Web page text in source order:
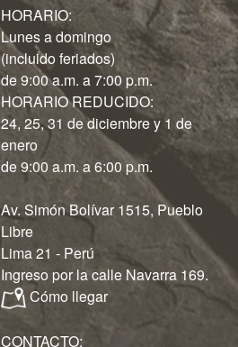
HORARIO:
Lunes a domingo
(incluido feriados)
de 9:00 a.m. a 7:00 p.m.
HORARIO REDUCIDO:
24, 25, 31 de diciembre y 1 de
enero
de 9:00 a.m. a 6:00 p.m.
Av. Simón Bolívar 1515, Pueblo
Libre
Lima 21 - Perú
Ingreso por la calle Navarra 169.
Cómo llegar
CONTACTO: